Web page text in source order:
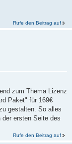
Rufe den Beitrag auf
zum Thema Lizenz
Paket" für 169€
gestalten. So alles
ersten Seite des
Rufe den Beitrag auf